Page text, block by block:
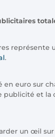
.
euro sur
et la
un œil sur